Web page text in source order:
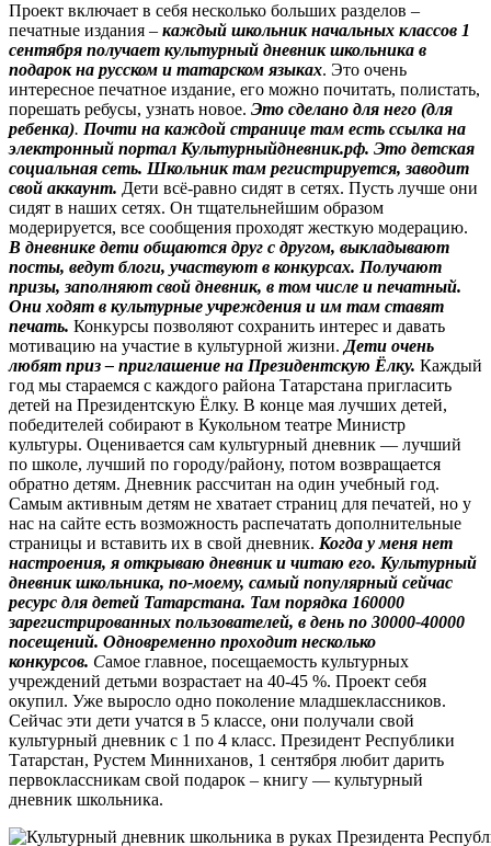
Проект включает в себя несколько больших разделов –
печатные издания – каждый школьник начальных классов 1
сентября получает культурный дневник школьника в
подарок на русском и татарском языках. Это очень
интересное печатное издание, его можно почитать, полистать,
порешать ребусы, узнать новое. Это сделано для него (для
ребенка). Почти на каждой странице там есть ссылка на
электронный портал Культурныйдневник.рф. Это детская
социальная сеть. Школьник там регистрируется, заводит
свой аккаунт. Дети всё-равно сидят в сетях. Пусть лучше они
сидят в наших сетях. Он тщательнейшим образом
модерируется, все сообщения проходят жесткую модерацию.
В дневнике дети общаются друг с другом, выкладывают
посты, ведут блоги, участвуют в конкурсах. Получают
призы, заполняют свой дневник, в том числе и печатный.
Они ходят в культурные учреждения и им там ставят
печать. Конкурсы позволяют сохранить интерес и давать
мотивацию на участие в культурной жизни. Дети очень
любят приз – приглашение на Президентскую Ёлку. Каждый
год мы стараемся с каждого района Татарстана пригласить
детей на Президентскую Ёлку. В конце мая лучших детей,
победителей собирают в Кукольном театре Министр
культуры. Оценивается сам культурный дневник — лучший
по школе, лучший по городу/району, потом возвращается
обратно детям. Дневник рассчитан на один учебный год.
Самым активным детям не хватает страниц для печатей, но у
нас на сайте есть возможность распечатать дополнительные
страницы и вставить их в свой дневник. Когда у меня нет
настроения, я открываю дневник и читаю его. Культурный
дневник школьника, по-моему, самый популярный сейчас
ресурс для детей Татарстана. Там порядка 160000
зарегистрированных пользователей, в день по 30000-40000
посещений. Одновременно проходит несколько
конкурсов. Самое главное, посещаемость культурных
учреждений детьми возрастает на 40-45 %. Проект себя
окупил. Уже выросло одно поколение младшеклассников.
Сейчас эти дети учатся в 5 классе, они получали свой
культурный дневник с 1 по 4 класс. Президент Республики
Татарстан, Рустем Минниханов, 1 сентября любит дарить
первоклассникам свой подарок – книгу — культурный
дневник школьника.